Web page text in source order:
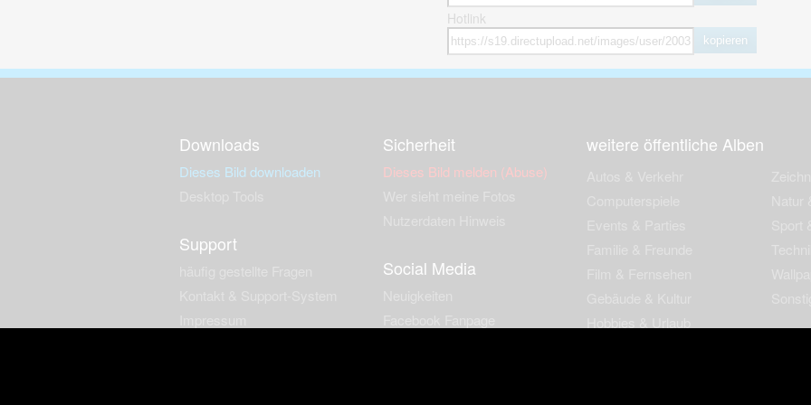
Hotlink
kopieren
Downloads
Dieses Bild downloaden
Support
Sicherheit
Dieses Bild melden (Abuse)
Social Media
weitere öffentliche Alben